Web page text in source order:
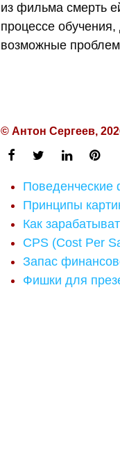
из фильма смерть
процессе
возможные проблем
© Антон Сергеев,
Принципы
Как
CPS (Cost Per
Запас
Фишки для